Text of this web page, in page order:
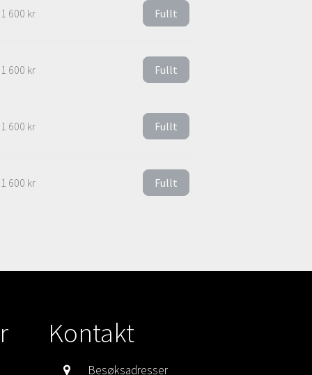
1 600 kr Fullt
1 600 kr Fullt
1 600 kr Fullt
1 600 kr Fullt
Kontakt
Besøksadresser